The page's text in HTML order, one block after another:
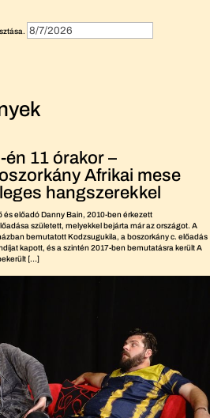
11 órakor –
Afrikai mese
hangszerekkel
előadó Danny Bain, 2010-ben érkezett
született, melyekkel bejárta már az országot. A
bemutatott Kodzsugukila, a boszorkány c. előadás
kapott, és a szintén 2017-ben bemutatásra került A
[…]